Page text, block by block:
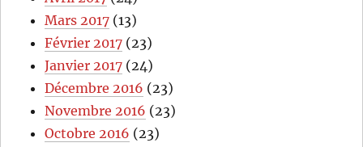
Mars 2017 (13)
Février 2017 (23)
Janvier 2017 (24)
Décembre 2016 (23)
Novembre 2016 (23)
Octobre 2016 (23)